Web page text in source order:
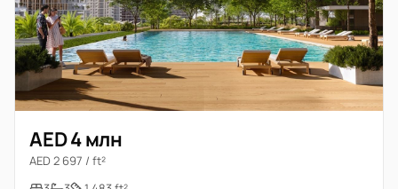
AED 4 млн
AED 2 697 / ft²